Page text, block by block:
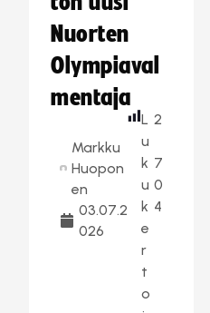
Nuorten
Olympiaval
mentaja
Markku
Huopon
en
03.07.2
026
L
u
k
u
k
e
r
t
o
2
7
0
4